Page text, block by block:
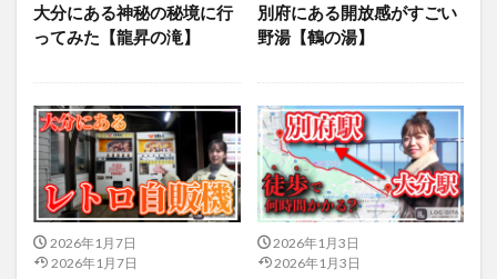
大分にある神秘の秘境に行
ってみた【龍昇の滝】
別府にある開放感がすごい
野湯【鶴の湯】
2026年1月7日
2026年1月7日
2026年1月3日
2026年1月3日